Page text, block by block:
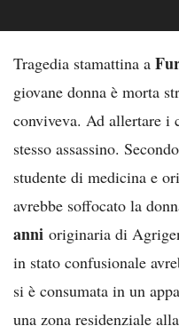
Tragedia stamattina a
giovane donna è morta
conviveva. Ad allertare i
stesso assassino.
studente di medicina e
avrebbe soffocato la
anni originaria di
in stato confusionale
si è consumata in un
una zona residenziale